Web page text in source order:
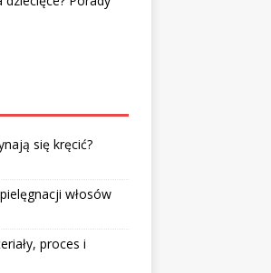
się kręcić?
włosów
proces i